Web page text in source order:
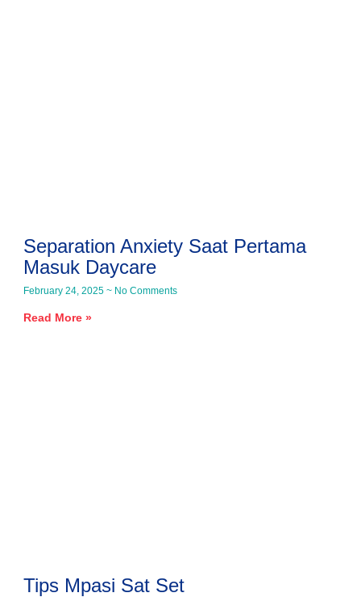
Separation Anxiety Saat Pertama
Masuk Daycare
February 24, 2025 No Comments
Read More »
Tips Mpasi Sat Set